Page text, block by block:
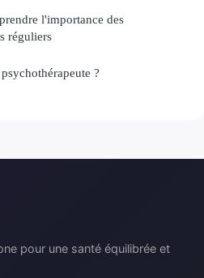
l'importance des
réguliers
?
pour une santé équilibrée et